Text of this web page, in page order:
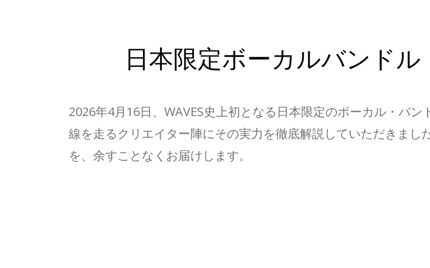
日本限定ボーカルバンド
2026年4月16日、WAVES史上初となる日本限定のボーカル・バ
線を走るクリエイター陣にその実力を徹底解説していただきまし
を、余すことなくお届けします。